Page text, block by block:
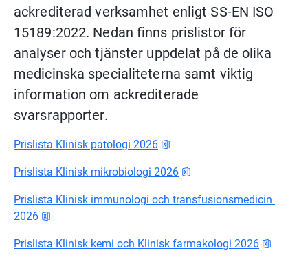
ackrediterad verksamhet enligt SS-EN ISO
15189:2022. Nedan finns prislistor för
analyser och tjänster uppdelat på de olika
medicinska specialiteterna samt viktig
information om ackrediterade
svarsrapporter.
Prislista Klinisk patologi 2026
Prislista Klinisk mikrobiologi 2026
Prislista Klinisk immunologi och transfusionsmedicin
2026
Prislista Klinisk kemi och Klinisk farmakologi 2026